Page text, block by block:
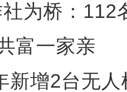
桥：112
富一家亲
增2台无人